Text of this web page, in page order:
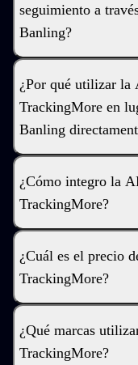
seguimiento a
Banling?
¿Por qué utilizar la
TrackingMore en
Banling
¿Cómo integro la
TrackingMore?
¿Cuál es el precio
TrackingMore?
¿Qué marcas
TrackingMore?